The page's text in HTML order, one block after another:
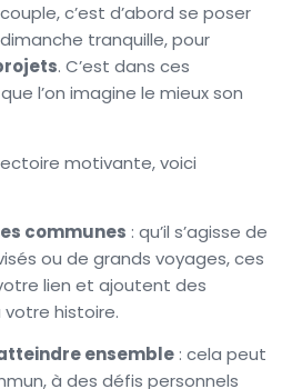
c’est d’abord se poser
tranquille, pour
. C’est dans ces
l’on imagine le mieux son
motivante, voici
communes : qu’il s’agisse de
ou de grands voyages, ces
lien et ajoutent des
histoire.
ensemble : cela peut
à des défis personnels